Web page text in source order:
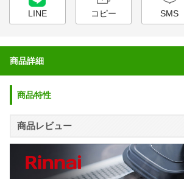
LINE コピー SMS
商品詳細
商品特性
商品レビュー